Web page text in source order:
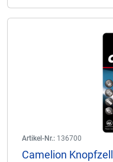
Artikel-Nr.: 136700
Camelion